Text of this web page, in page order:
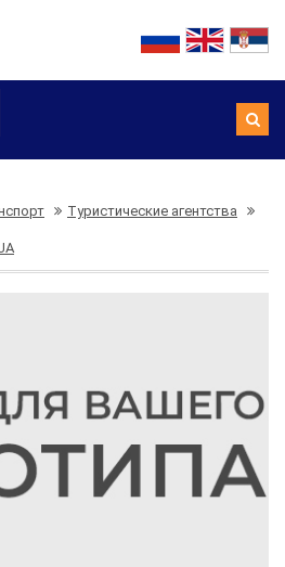
Туристические агентства